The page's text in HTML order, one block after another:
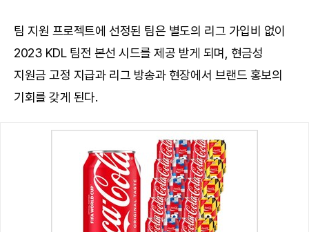
팀 지원 프로젝트에 선정된 팀은 별도의 리그 가입비 없이
2023 KDL 팀전 본선 시드를 제공 받게 되며, 현금성
지원금 고정 지급과 리그 방송과 현장에서 브랜드 홍보의
기회를 갖게 된다.